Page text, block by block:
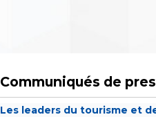
Communiqués de
Les leaders du tourisme et